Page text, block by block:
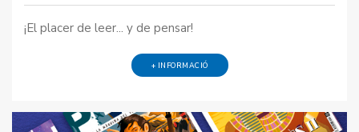
¡El placer de leer... y de pensar!
+ INFORMACIÓ